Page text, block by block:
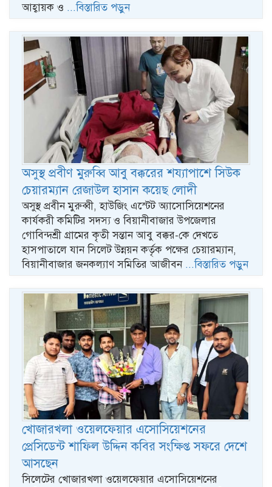
আহ্বায়ক ও ...বিস্তারিত পড়ুন
অসুস্থ প্রবীণ মুরুব্বি আবু বক্করের শয্যাপাশে সিউক
চেয়ারম্যান রেজাউল হাসান কয়েছ লোদী
অসুস্থ প্রবীন মুরুব্বী, হাউজিং এস্টেট অ্যাসোসিয়েশনের
কার্যকরী কমিটির সদস্য ও বিয়ানীবাজার উপজেলার
গোবিন্দশ্রী গ্রামের কৃতী সন্তান আবু বক্কর-কে দেখতে
হাসপাতালে যান সিলেট উন্নয়ন কর্তৃক পক্ষের চেয়ারম্যান,
বিয়ানীবাজার জনকল্যাণ সমিতির আজীবন ...বিস্তারিত পড়ুন
খোজারখলা ওয়েলফেয়ার এসোসিয়েশনের
প্রেসিডেন্ট শাফিল উদ্দিন কবির সংক্ষিপ্ত সফরে দেশে
আসছেন
সিলেটের খোজারখলা ওয়েলফেয়ার এসোসিয়েশনের